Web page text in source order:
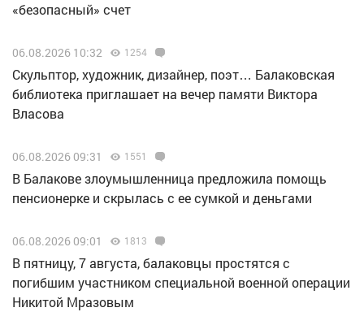
«безопасный» счет
06.08.2026 10:32 1254
Скульптор, художник, дизайнер, поэт… Балаковская
библиотека приглашает на вечер памяти Виктора
Власова
06.08.2026 09:31 1551
В Балакове злоумышленница предложила помощь
пенсионерке и скрылась с ее сумкой и деньгами
06.08.2026 09:01 1813
В пятницу, 7 августа, балаковцы простятся с
погибшим участником специальной военной операции
Никитой Мразовым